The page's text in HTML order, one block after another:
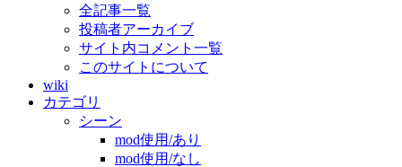
全記事一覧
投稿者アーカイブ
サイト内コメント一覧
このサイトについて
wiki
カテゴリ
シーン
mod使用/あり
mod使用/なし